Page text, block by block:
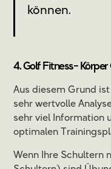
können.
4. Golf Fitness- Körper
Aus diesem Grund
sehr wertvolle
sehr viel Information
optimalen
Wenn Ihre Schultern